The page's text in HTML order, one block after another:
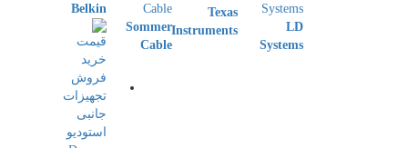
LD
Systems
Texas
Instruments
Sommer
Cable
Belkin